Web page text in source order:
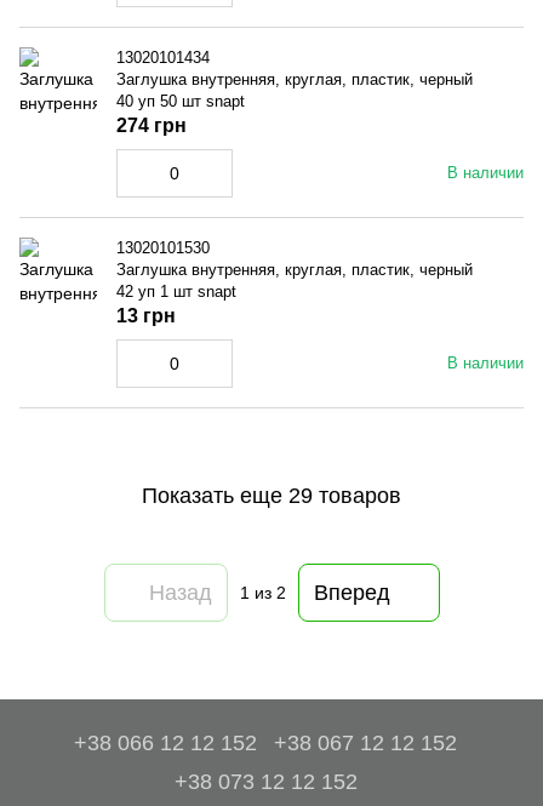
13020101434
Заглушка внутренняя, круглая, пластик, черный
40 уп 50 шт snapt
В наличии
274 грн
13020101530
Заглушка внутренняя, круглая, пластик, черный
42 уп 1 шт snapt
В наличии
13 грн
Показать еще 29 товаров
Назад 1 из 2 Вперед
+38 066 12 12 152
+38 067 12 12 152
+38 073 12 12 152